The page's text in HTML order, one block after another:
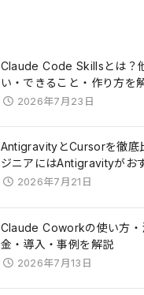
Claude Code Skillsとは？
い・できること・作り方を
2026年7月23日
AntigravityとCursorを徹底
ジニアにはAntigravityがお
2026年7月21日
Claude Coworkの使い方・
金・導入・事例を解説
2026年7月13日